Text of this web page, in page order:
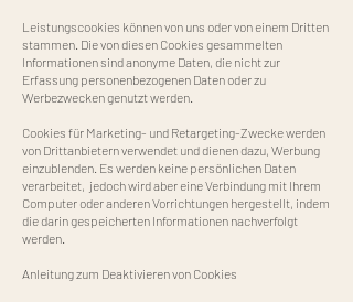
Leistungscookies können von uns oder von einem Dritten
stammen. Die von diesen Cookies gesammelten
Informationen sind anonyme Daten, die nicht zur
Erfassung personenbezogenen Daten oder zu
Werbezwecken genutzt werden.
Cookies für Marketing- und Retargeting-Zwecke werden
von Drittanbietern verwendet und dienen dazu, Werbung
einzublenden. Es werden keine persönlichen Daten
verarbeitet, jedoch wird aber eine Verbindung mit Ihrem
Computer oder anderen Vorrichtungen hergestellt, indem
die darin gespeicherten Informationen nachverfolgt
werden.
Anleitung zum Deaktivieren von Cookies